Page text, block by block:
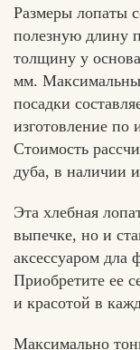
Размеры лопаты
полезную длину
толщину у
мм.
посадки
изготовление по
Стоимость
дуба, в наличии
Эта хлебная
выпечке, но и
аксессуаром дла
Приобретите ее
и красотой в
Максимально